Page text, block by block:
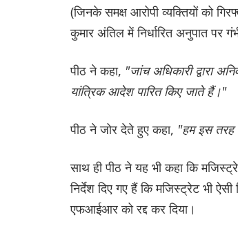
(जिनके समक्ष आरोपी व्यक्तियों को
कुमार अंतिल में निर्धारित अनुपात पर
पीठ ने कहा, "जांच अधिकारी द्वारा
यांत्रिक आदेश पारित किए जाते हैं।"
पीठ ने जोर देते हुए कहा, "हम इस तरह
साथ ही पीठ ने यह भी कहा कि
निर्देश दिए गए हैं कि मजिस्ट्रेट भी
एफआईआर को रद्द कर दिया।